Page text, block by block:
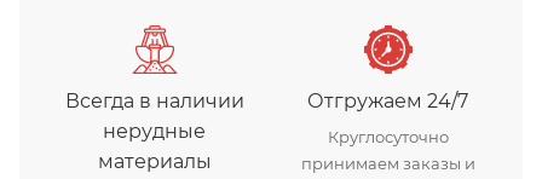
Всегда в наличии
нерудные
материалы
Отгружаем 24/7
Круглосуточно
принимаем заказы и